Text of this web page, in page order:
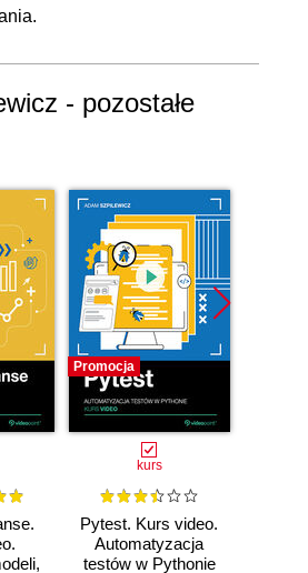
- pozostałe
Promocja
kurs
Pytest. Kurs video.
Automatyzacja
testów w Pythonie